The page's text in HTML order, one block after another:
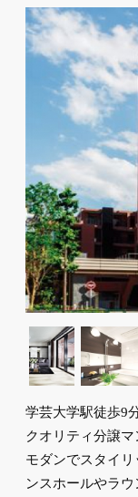
学芸大学駅徒歩9
クオリティ分譲マ
モダンでスタイ
ンスホールやラ